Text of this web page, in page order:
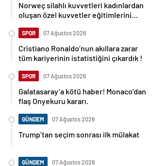
Norweç silahlı kuvvetleri kadınlardan
oluşan özel kuvvetler eğitimlerini
SPOR 07 Ağustos 2026
Cristiano Ronaldo’nun akıllara zarar
tüm kariyerinin istatistiğini çıkardık !
SPOR 07 Ağustos 2026
Galatasaray’a kötü haber! Monaco’dan
flaş Onyekuru kararı.
GÜNDEM 07 Ağustos 2026
Trump’tan seçim sonrası ilk mülakat
GÜNDEM 07 Ağustos 2026